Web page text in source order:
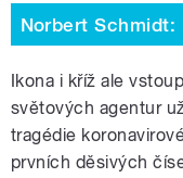
Norbert Schmidt:
Ikona i kříž ale
světových agentur
tragédie
prvních děsivých